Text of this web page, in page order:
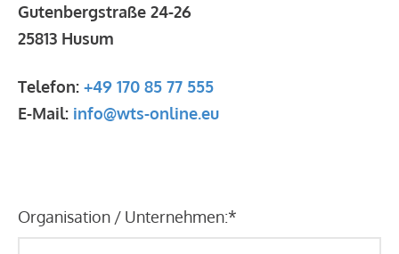
Gutenbergstraße 24-26
25813 Husum
Telefon: +49 170 85 77 555
E-Mail: info@wts-online.eu
Organisation / Unternehmen:*